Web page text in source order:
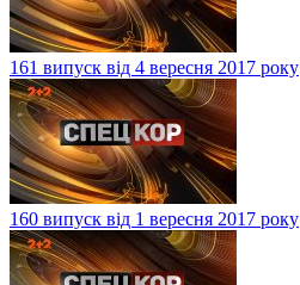
161 випуск від 4 вересня 2017 року
160 випуск від 1 вересня 2017 року